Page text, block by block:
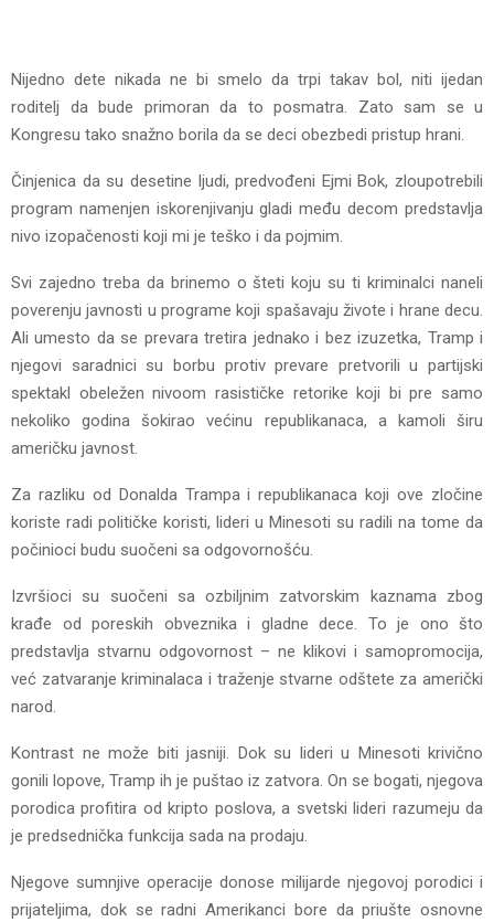
Nijedno dete nikada ne bi smelo da trpi takav bol, niti ijedan
roditelj da bude primoran da to posmatra. Zato sam se u
Kongresu tako snažno borila da se deci obezbedi pristup hrani.
Činjenica da su desetine ljudi, predvođeni Ejmi Bok, zloupotrebili
program namenjen iskorenjivanju gladi među decom predstavlja
nivo izopačenosti koji mi je teško i da pojmim.
Svi zajedno treba da brinemo o šteti koju su ti kriminalci naneli
poverenju javnosti u programe koji spašavaju živote i hrane decu.
Ali umesto da se prevara tretira jednako i bez izuzetka, Tramp i
njegovi saradnici su borbu protiv prevare pretvorili u partijski
spektakl obeležen nivoom rasističke retorike koji bi pre samo
nekoliko godina šokirao većinu republikanaca, a kamoli širu
američku javnost.
Za razliku od Donalda Trampa i republikanaca koji ove zločine
koriste radi političke koristi, lideri u Minesoti su radili na tome da
počinioci budu suočeni sa odgovornošću.
Izvršioci su suočeni sa ozbiljnim zatvorskim kaznama zbog
krađe od poreskih obveznika i gladne dece. To je ono što
predstavlja stvarnu odgovornost – ne klikovi i samopromocija,
već zatvaranje kriminalaca i traženje stvarne odštete za američki
narod.
Kontrast ne može biti jasniji. Dok su lideri u Minesoti krivično
gonili lopove, Tramp ih je puštao iz zatvora. On se bogati, njegova
porodica profitira od kripto poslova, a svetski lideri razumeju da
je predsednička funkcija sada na prodaju.
Njegove sumnjive operacije donose milijarde njegovoj porodici i
prijateljima, dok se radni Amerikanci bore da priušte osnovne